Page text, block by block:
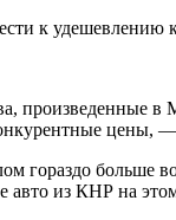
произведенные
цены,
гораздо
авто из КНР на